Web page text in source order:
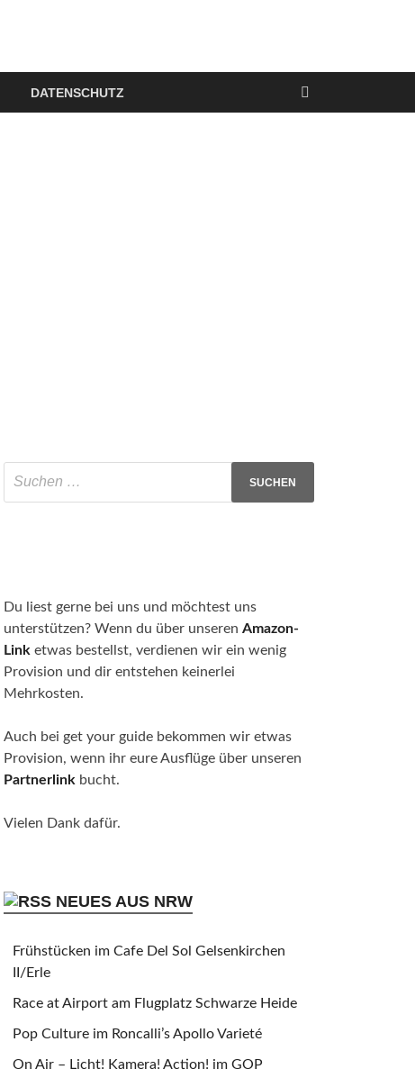
DATENSCHUTZ
Du liest gerne bei uns und möchtest uns
unterstützen? Wenn du über unserenAmazon-
Link etwas bestellst, verdienen wir ein wenig
Provision und dir entstehen keinerlei
Mehrkosten.
Auch bei get your guide bekommen wir etwas
Provision, wenn ihr eure Ausflüge über unseren
Partnerlink bucht.
Vielen Dank dafür.
NEUES AUS NRW
Frühstücken im Cafe Del Sol Gelsenkirchen
II/Erle
Race at Airport am Flugplatz Schwarze Heide
Pop Culture im Roncalli’s Apollo Varieté
On Air – Licht! Kamera! Action! im GOP